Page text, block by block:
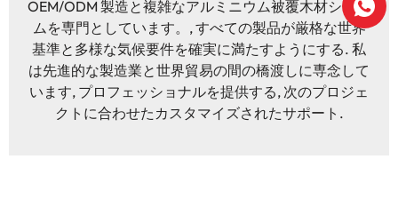
OEM/ODM 製造と複雑なアルミニウム被覆木材システ
ムを専門としています。, すべての製品が厳格な世界
基準と多様な気候要件を確実に満たすようにする. 私
は先進的な製造業と世界貿易の間の橋渡しに専念して
います, プロフェッショナルを提供する, 次のプロジェ
クトに合わせたカスタマイズされたサポート.